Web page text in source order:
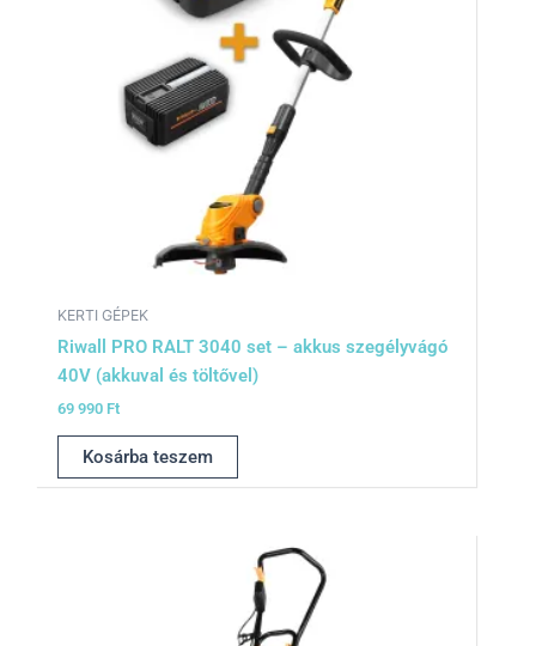
KERTI GÉPEK
Riwall PRO RALT 3040 set – akkus szegélyvágó
40V (akkuval és töltővel)
69 990 Ft
Kosárba teszem